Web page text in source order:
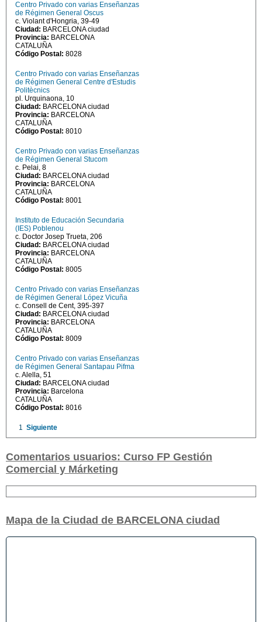
Centro Privado con varias Enseñanzas
de Régimen General Oscus
c. Violant d'Hongria, 39-49
Ciudad: BARCELONA ciudad
Provincia: BARCELONA
CATALUÑA
Código Postal: 8028
Centro Privado con varias Enseñanzas
de Régimen General Centre d'Estudis
Politècnics
pl. Urquinaona, 10
Ciudad: BARCELONA ciudad
Provincia: BARCELONA
CATALUÑA
Código Postal: 8010
Centro Privado con varias Enseñanzas
de Régimen General Stucom
c. Pelai, 8
Ciudad: BARCELONA ciudad
Provincia: BARCELONA
CATALUÑA
Código Postal: 8001
Instituto de Educación Secundaria
(IES) Poblenou
c. Doctor Josep Trueta, 206
Ciudad: BARCELONA ciudad
Provincia: BARCELONA
CATALUÑA
Código Postal: 8005
Centro Privado con varias Enseñanzas
de Régimen General López Vicuña
c. Consell de Cent, 395-397
Ciudad: BARCELONA ciudad
Provincia: BARCELONA
CATALUÑA
Código Postal: 8009
Centro Privado con varias Enseñanzas
de Régimen General Santapau Pifma
c. Alella, 51
Ciudad: BARCELONA ciudad
Provincia: Barcelona
CATALUÑA
Código Postal: 8016
1 Siguiente
Comentarios usuarios: Curso FP Gestión
Comercial y Márketing
Mapa de la Ciudad de BARCELONA ciudad